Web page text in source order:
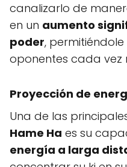
canalizarlo de
en un aumento
poder,
oponentes cada vez
Proyección de
Una de las
Hame Ha es su
energía a larga